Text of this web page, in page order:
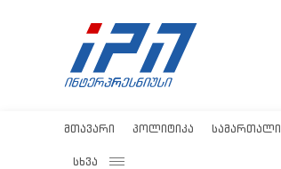
ᲛᲗᲐᲕᲐᲠᲘ ᲞᲝᲚᲘᲢᲘᲙᲐ ᲡᲐᲛᲐᲠᲗᲐᲚᲘ
ᲡᲮᲕᲐ